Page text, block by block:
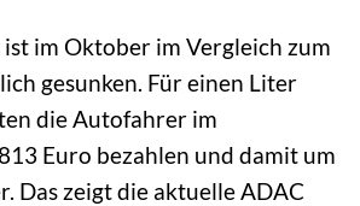
im Oktober im Vergleich zum
gesunken. Für einen Liter
die Autofahrer im
Euro bezahlen und damit um
Das zeigt die aktuelle ADAC